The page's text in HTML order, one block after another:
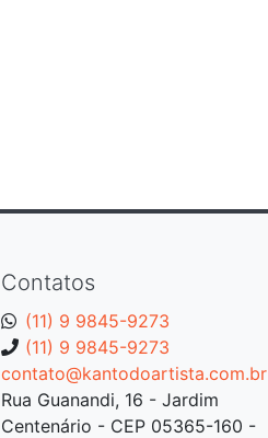
Contatos
(11) 9 9845-9273
(11) 9 9845-9273
contato@kantodoartista.com.br
Rua Guanandi, 16 - Jardim
Centenário - CEP 05365-160 -